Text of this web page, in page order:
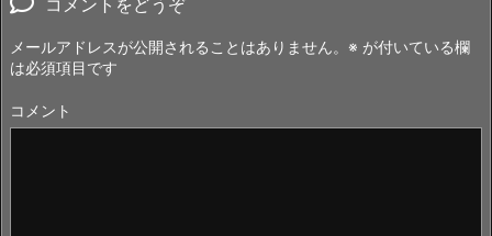
メールアドレスが公開されることはありません。 ※ が付いている欄
は必須項目です
コメント